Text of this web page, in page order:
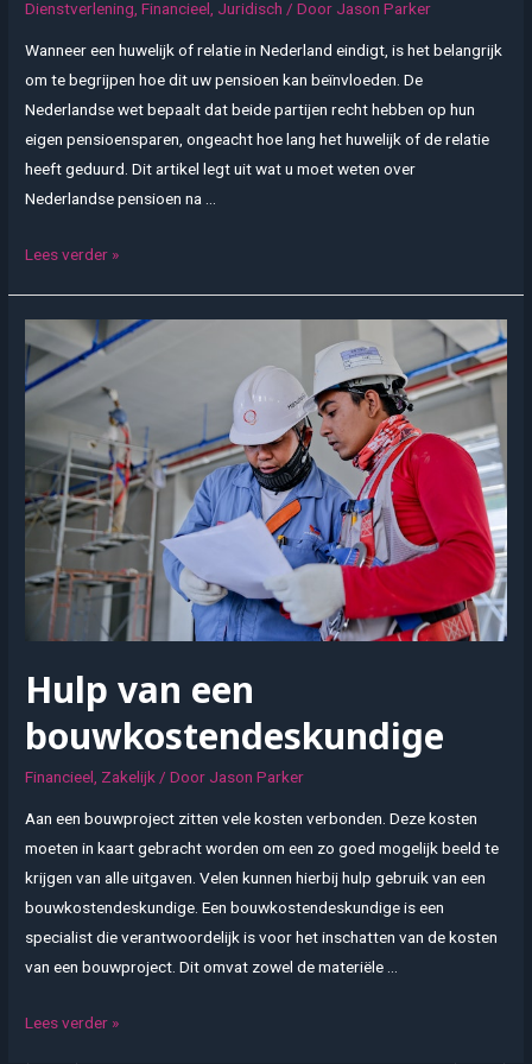
Dienstverlening ,Financieel Juridisch / Door Jason Parker
Wanneer een huwelijk of relatie in Nederland eindigt, is het belangrijk
om te begrijpen hoe dit uw pensioen kan beïnvloeden. De
Nederlandse wet bepaalt dat beide partijen recht hebben op hun
eigen pensioensparen, ongeacht hoe lang het huwelijk of de relatie
heeft geduurd. Dit artikel legt uit wat u moet weten over
Nederlandse pensioen na …
Inzicht
Nederlandse
pensioenuitkeringen
echtscheiding
Lees verder »
Hulp van een
bouwkostendeskundige
Financieel Zakelijk / Door Jason Parker
Aan een bouwproject zitten vele kosten verbonden. Deze kosten
moeten in kaart gebracht worden om een zo goed mogelijk beeld te
krijgen van alle uitgaven. Velen kunnen hierbij hulp gebruik van een
bouwkostendeskundige. Een bouwkostendeskundige is een
specialist die verantwoordelijk is voor het inschatten van de kosten
van een bouwproject. Dit omvat zowel de materiële …
Hulp
Lees verder »